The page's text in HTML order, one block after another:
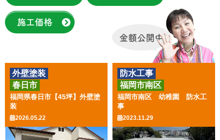
施工価格
金額公開中
福岡県春日市【45坪】外壁塗
装
2026.05.22
外壁塗装
屋根カバー工事
その他工事
春日市
福岡市南区 幼稚園 防水工
事
2023.11.29
防水工事
福岡市南区